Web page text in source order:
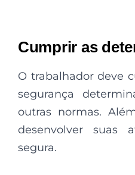
Cumprir as
O trabalhador deve
segurança
outras normas.
desenvolver suas
segura.